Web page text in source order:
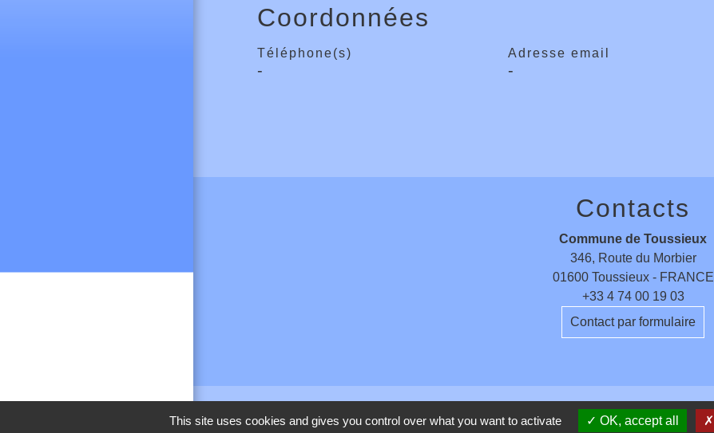
Coordonnées
Téléphone(s)
-
Adresse email
-
Contacts
Commune de Toussieux
346, Route du Morbier
01600 Toussieux - FRANCE
+33 4 74 00 19 03
Contact par formulaire
Mentions légales - Politique de confidentialité - Accessibilité -
This site uses cookies and gives you control over what you want to activate OK, accept all